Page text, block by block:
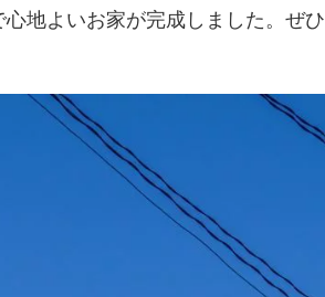
地よいお家が完成しました。ぜひ